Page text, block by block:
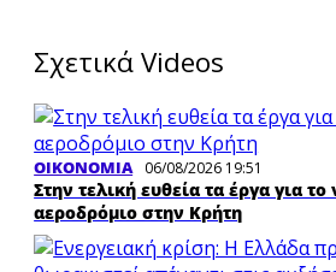
Σχετικά Videos
ΟΙΚΟΝΟΜΙΑ 06/08/2026 19:51
Στην τελική ευθεία τα έργα για
αεροδρόμιο στην Κρήτη